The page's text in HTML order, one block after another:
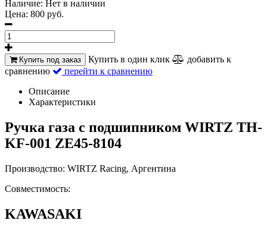
Наличие: Нет в наличии
Цена: 800 руб.
Купить под заказ Купить в один клик
добавить к
сравнению
перейти к сравнению
Описание
Характеристики
Ручка газа с подшипником WIRTZ TH-
KF-001 ZE45-8104
Производство: WIRTZ Racing, Аргентина
Совместимость:
KAWASAKI